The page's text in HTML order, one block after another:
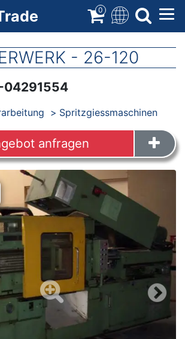
0
- 26-120
04291554
Spritzgiessmaschinen
anfragen